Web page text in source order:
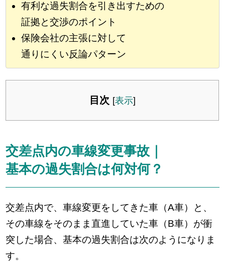
有利な過失割合を引き出すための
証拠と交渉のポイント
保険会社の主張に対して
通りにくい反論パターン
目次 [表示]
交差点内の車線変更事故｜
基本の過失割合は何対何？
交差点内で、車線変更をしてきた車（A車）と、
その車線をそのまま直進していた車（B車）が衝
突した場合、基本の過失割合は次のようになりま
す。